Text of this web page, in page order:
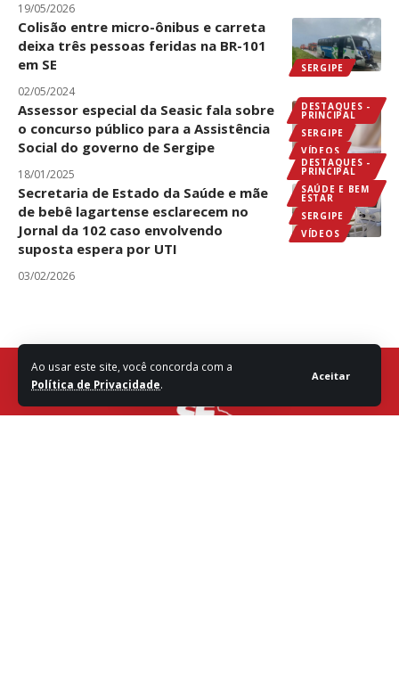
Ao usar este site, você concorda com a
Política de Privacidade.
Aceitar
19/05/2026
SERGIPE
Colisão entre micro-ônibus e carreta
deixa três pessoas feridas na BR-101
em SE
02/05/2024
DESTAQUES -
PRINCIPAL
SERGIPE
VÍDEOS
Assessor especial da Seasic fala sobre
o concurso público para a Assistência
Social do governo de Sergipe
18/01/2025
DESTAQUES -
PRINCIPAL
SAÚDE E BEM
ESTAR
SERGIPE
VÍDEOS
Secretaria de Estado da Saúde e mãe
de bebê lagartense esclarecem no
Jornal da 102 caso envolvendo
suposta espera por UTI
03/02/2026